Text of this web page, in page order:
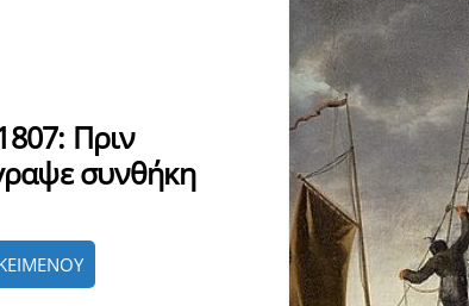
Πριν
συνθήκη